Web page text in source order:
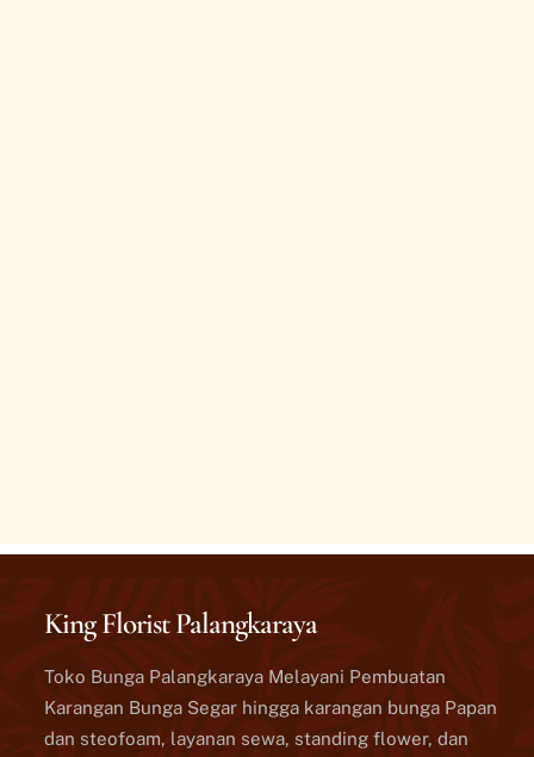
King Florist Palangkaraya
Toko Bunga Palangkaraya Melayani Pembuatan
Karangan Bunga Segar hingga karangan bunga Papan
dan steofoam, layanan sewa, standing flower, dan